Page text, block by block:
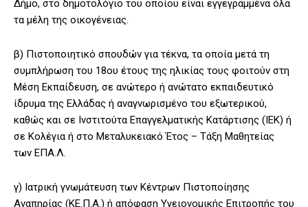
Δήμο, στο δημοτολόγιο του οποίου είναι εγγεγραμμένα όλα
τα μέλη της οικογένειας.
β) Πιστοποιητικό σπουδών για τέκνα, τα οποία μετά τη
συμπλήρωση του 18ου έτους της ηλικίας τους φοιτούν στη
Μέση Εκπαίδευση, σε ανώτερο ή ανώτατο εκπαιδευτικό
ίδρυμα της Ελλάδας ή αναγνωρισμένο του εξωτερικού,
καθώς και σε Ινστιτούτα Επαγγελματικής Κατάρτισης (ΙΕΚ) ή
σε Κολέγια ή στο Μεταλυκειακό Έτος – Τάξη Μαθητείας
των ΕΠΑ.Λ.
γ) Ιατρική γνωμάτευση των Κέντρων Πιστοποίησης
Αναπηρίας (ΚΕ.Π.Α.) ή απόφαση Υγειονομικής Επιτροπής του